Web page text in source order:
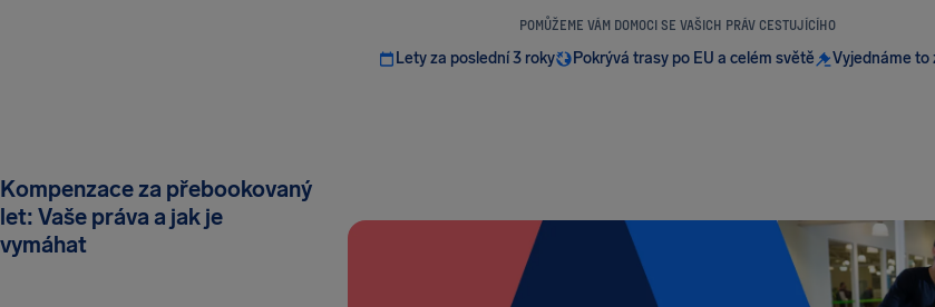
POMŮŽEME VÁM DOMOCI SE VAŠICH PRÁV CESTUJÍCÍHO
Lety za poslední 3 roky Pokrývá trasy po EU a celém světě Vyjednáme to
Kompenzace za přebookovaný
let: Vaše práva a jak je
vymáhat